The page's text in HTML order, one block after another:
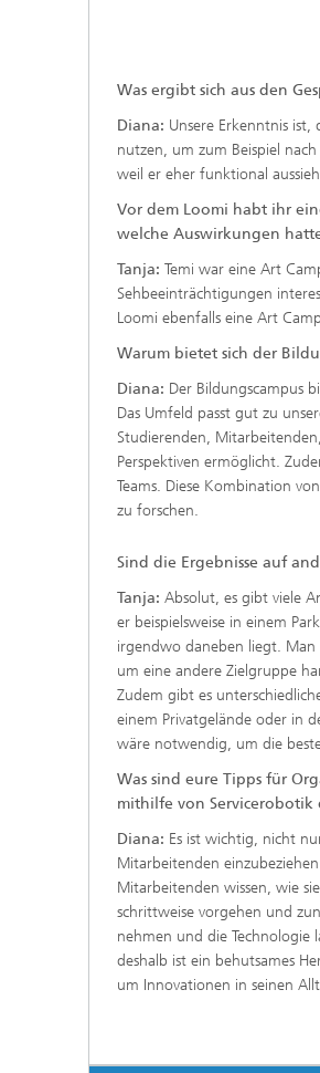
Was ergibt sich aus den
Diana: Unsere Erkenntnis
nutzen, um zum Beispiel
weil er eher funktional
Vor dem Loomi habt ihr
welche Auswirkungen
Tanja: Temi war eine Art
Sehbeeinträchtigungen
Loomi ebenfalls eine Art
Warum bietet sich der
Diana: Der Bildungscampus
Das Umfeld passt gut zu
Studierenden,
Perspektiven ermöglicht.
Teams. Diese Kombination
zu forschen.
Sind die Ergebnisse auf
Tanja: Absolut, es gibt viele
er beispielsweise in einem
irgendwo daneben liegt. Man
um eine andere Zielgruppe
Zudem gibt es
einem Privatgelände oder in
wäre notwendig, um die
Was sind eure Tipps für
mithilfe von Servicerobotik
Diana: Es ist wichtig, nicht
Mitarbeitenden
Mitarbeitenden wissen, wie
schrittweise vorgehen und
nehmen und die Technologie
deshalb ist ein behutsames
um Innovationen in seinen